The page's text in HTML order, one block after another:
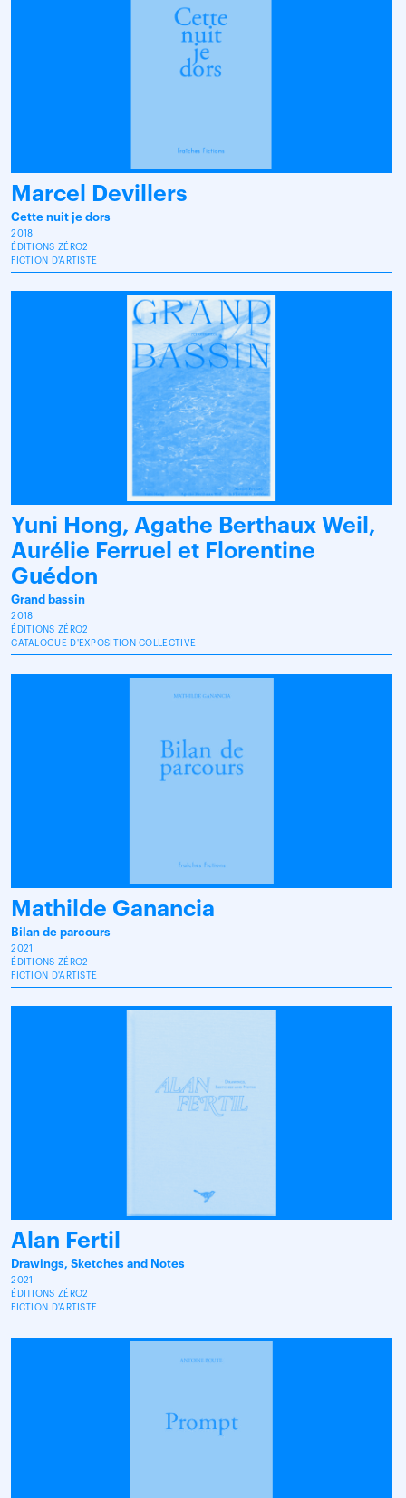
Marcel Devillers
Cette nuit je dors
2018
ÉDITIONS ZÉRO2
FICTION D'ARTISTE
Yuni Hong, Agathe Berthaux Weil,
Aurélie Ferruel et Florentine
Guédon
Grand bassin
2018
ÉDITIONS ZÉRO2
CATALOGUE D'EXPOSITION COLLECTIVE
Mathilde Ganancia
Bilan de parcours
2021
ÉDITIONS ZÉRO2
FICTION D'ARTISTE
Alan Fertil
Drawings, Sketches and Notes
2021
ÉDITIONS ZÉRO2
FICTION D'ARTISTE